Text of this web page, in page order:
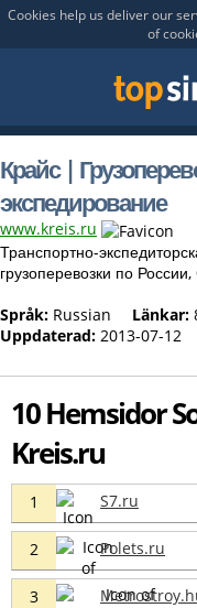
Cookies help us deliver our
of
Крайс |
экспедирование
www.kreis.ru
Транспортно-
грузоперевозки по
Språk: Russian Länkar:
Uppdaterad: 2013-07-12
10 Hemsidor
Kreis.ru
1 S7.ru
2 Polets.ru
3